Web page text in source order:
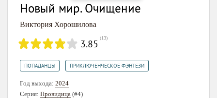
Новый мир. Очищение
Виктория Хорошилова
3.85 (13)
ПОПАДАНЦЫ ПРИКЛЮЧЕНЧЕСКОЕ ФЭНТЕЗИ
Год выхода: 2024
Серия: Провидица (#4)